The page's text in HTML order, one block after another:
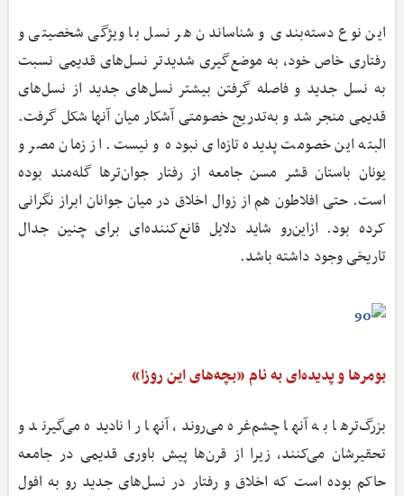
این نوع دسته‌بندی و شناساندن هر نسل با ویژگی شخصیتی و
رفتاری خاص خود، به موضع‌گیری شدیدتر نسل‌های قدیمی نسبت
به نسل جدید و فاصله گرفتن بیشتر نسل‌های جدید از نسل‌های
قدیمی منجر شد و به‌تدریج خصومتی آشکار میان آنها شکل گرفت.
البته این خصومت پدیده تازه‌ای نبوده و نیست. از زمان مصر و
یونان باستان قشر مسن جامعه از رفتار جوان‌ترها گله‌مند بوده
است. حتی افلاطون هم از زوال اخلاق در میان جوانان ابراز نگرانی
کرده بود. ازاین‌رو شاید دلایل قانع‌کننده‌ای برای چنین جدال
تاریخی وجود داشته باشد.
بومرها و پدیده‌ای به نام «بچه‌های این روزا»
بزرگ‌ترها به آنها چشم‌غره می‌روند، آنها را نادیده می‌گیرند و
تحقیرشان می‌کنند، زیرا از قرن‌ها پیش باوری قدیمی در جامعه
حاکم بوده است که اخلاق و رفتار در نسل‌های جدید رو به افول